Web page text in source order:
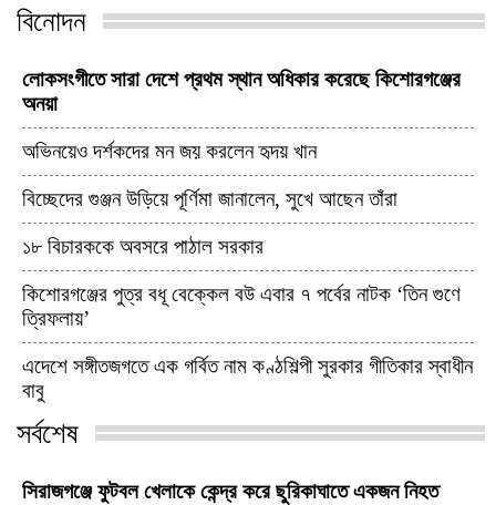
বিনোদন
লোকসংগীতে সারা দেশে প্রথম স্থান অধিকার করেছে কিশোরগঞ্জের
অনয়া
অভিনয়েও দর্শকদের মন জয় করলেন হৃদয় খান
বিচ্ছেদের গুঞ্জন উড়িয়ে পূর্ণিমা জানালেন, সুখে আছেন তাঁরা
১৮ বিচারককে অবসরে পাঠাল সরকার
কিশোরগঞ্জের পুত্র বধূ বেক্কেল বউ এবার ৭ পর্বের নাটক ‘তিন গুণে
ত্রিফলায়’
এদেশে সঙ্গীতজগতে এক গর্বিত নাম কণ্ঠশিল্পী সুরকার গীতিকার স্বাধীন
বাবু
সর্বশেষ
সিরাজগঞ্জে ফুটবল খেলাকে কেন্দ্র করে ছুরিকাঘাতে একজন নিহত